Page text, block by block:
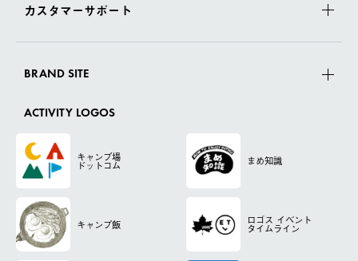
カスタマーサポート
BRAND SITE
ACTIVITY LOGOS
キャンプ場
ドットコム まめ知識
キャンプ飯 ロゴス イベント
タイムライン